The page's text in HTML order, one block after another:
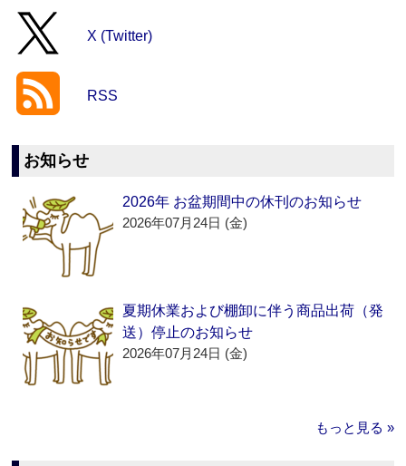
X (Twitter)
RSS
お知らせ
2026年 お盆期間中の休刊のお知らせ
2026年07月24日 (金)
夏期休業および棚卸に伴う商品出荷（発
送）停止のお知らせ
2026年07月24日 (金)
もっと見る »